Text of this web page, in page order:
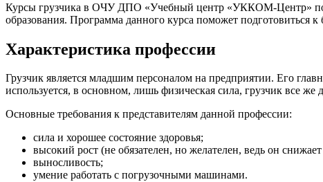
Курсы грузчика в ОЧУ ДПО «Учебный центр «УККОМ-Центр»
образования. Программа данного курса поможет подготовиться к
Характеристика профессии
Грузчик является младшим персоналом на предприятии. Его
используется, в основном, лишь физическая сила, грузчик все же
Основные требования к представителям данной профессии:
сила и хорошее состояние здоровья;
высокий рост (не обязателен, но желателен, ведь он
выносливость;
умение работать с погрузочными машинами.